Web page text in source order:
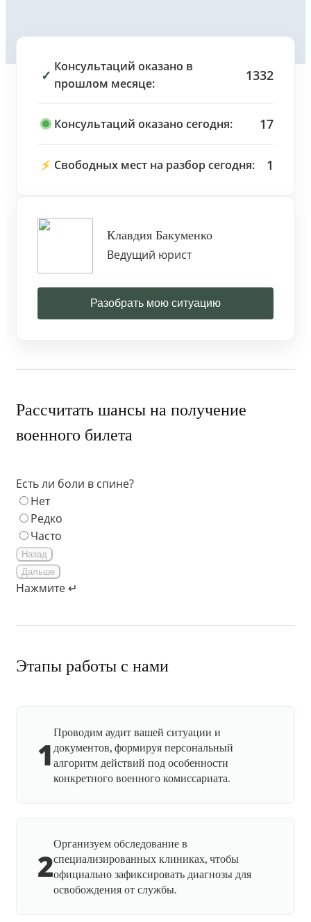
✓
Консультаций оказано в
прошлом месяце:
1332
Консультаций оказано сегодня: 17
⚡ Свободных мест на разбор сегодня: 1
Клавдия Бакуменко
Ведущий юрист
Разобрать мою ситуацию
Рассчитать шансы на получение
военного билета
Есть ли боли в спине?
Нет
Редко
Часто
Назад
Дальше
Нажмите ↵
Этапы работы с нами
1
Проводим аудит вашей ситуации и
документов, формируя персональный
алгоритм действий под особенности
конкретного военного комиссариата.
2
Организуем обследование в
специализированных клиниках, чтобы
официально зафиксировать диагнозы для
освобождения от службы.